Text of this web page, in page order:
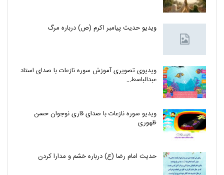
ویدیو حدیث پیامبر اکرم (ص) درباره مرگ
ویدیوی تصویری آموزش سوره نازعات با صدای استاد
عبدالباسط…
ویدیو سوره نازعات با صدای قاری نوجوان حسن
ظهوری
حدیث امام رضا (ع) درباره خشم و مدارا کردن